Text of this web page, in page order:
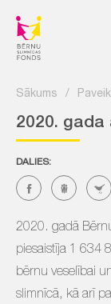
Sākums /
2020.
DALIES:
2020. gadā
piesaistīja 1 634
bērnu veselībai
slimnīcā, kā arī